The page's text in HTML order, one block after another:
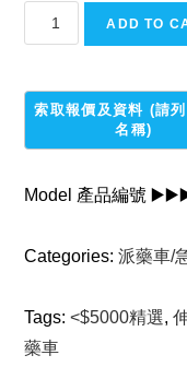
救
quantity
ADD TO
Model 產品編號
Categories:派藥車/
Tags:<$5000精選,
藥車